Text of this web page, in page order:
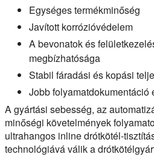
Egységes termékminőség
Javított korrózióvédelem
A bevonatok és
megbízhatósága
Stabil fáradási és kopási
Jobb folyamatdokumentáció
A gyártási sebesség, az
minőségi követelmények
ultrahangos inline drótkötél-
technológiává válik a